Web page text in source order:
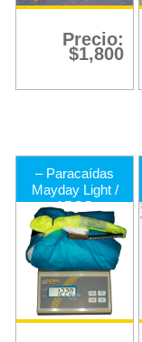
Precio:
$1,800
– Paracaídas
Mayday Light /
APCO